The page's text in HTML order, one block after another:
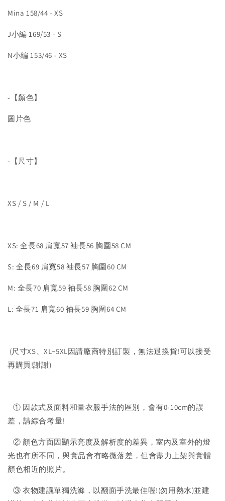
Mina 158/44 - XS
J小編 169/53 - S
N小編 153/46 - XS
-【顏色】
圖片色
-【尺寸】
XS / S / M / L
XS: 全長68 肩寬57 袖長56 胸圍58 CM
S: 全長69 肩寬58 袖長57 胸圍60 CM
M: 全長70 肩寬59 袖長58 胸圍62 CM
L: 全長71 肩寬60 袖長59 胸圍64 CM
(尺寸XS、XL~5XL因請廠商特別訂製，無法退換貨!可以接受
再購買!謝謝)
① 因款式及面料和量衣服手法的區別，會有0-10cm的誤
差，請綜合考量!
② 顏色方面因顯示亮度及解析度的差異，室內及室外的燈
光也有所不同，與實品會有略微落差，但會盡力上架與實體
顏色相近的照片。
③ 衣物建議單獨洗滌，以翻面手洗最佳喔!(勿用熱水)並建